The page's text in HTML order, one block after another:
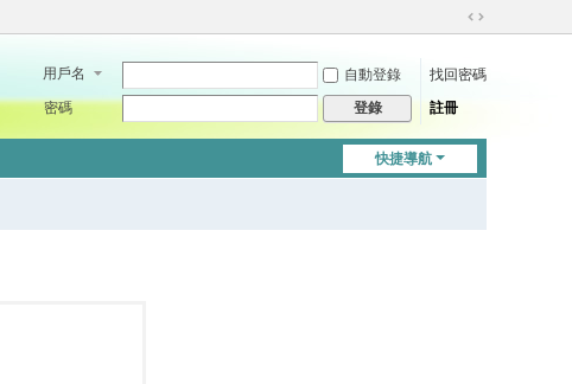
切
到
用戶名 自動登錄
找回密碼
密碼
登錄 註冊
快捷導航